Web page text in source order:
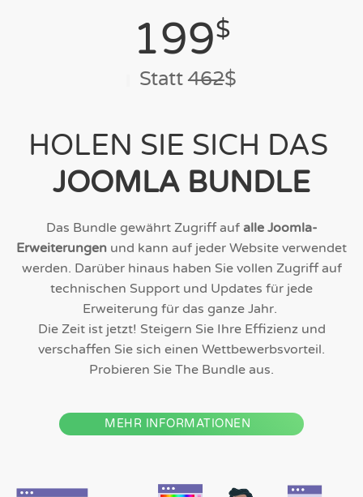
199$
Statt 462$
HOLEN SIE SICH DAS
JOOMLA BUNDLE
Das Bundle gewährt Zugriff aufalle Joomla-
Erweiterungen und kann auf jeder Website verwendet
werden. Darüber hinaus haben Sie vollen Zugriff auf
technischen Support und Updates für jede
Erweiterung für das ganze Jahr.
Die Zeit ist jetzt! Steigern Sie Ihre Effizienz und
verschaffen Sie sich einen Wettbewerbsvorteil.
Probieren Sie The Bundle aus.
MEHR INFORMATIONEN